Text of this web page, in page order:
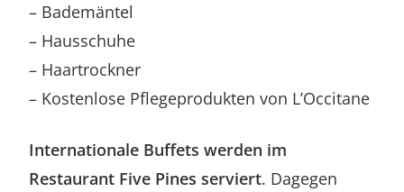
– Bademäntel
– Hausschuhe
– Haartrockner
– Kostenlose Pflegeprodukten von L’Occitane
Internationale Buffets werden im
Restaurant Five Pines serviert. Dagegen